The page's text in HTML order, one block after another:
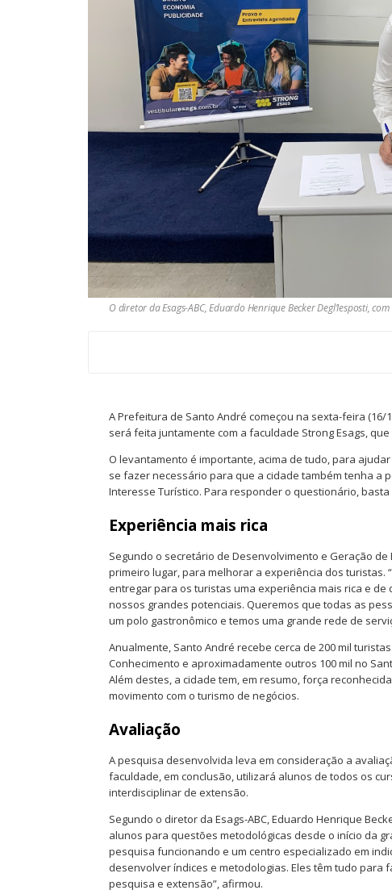
O diretor da Esags-ABC, Eduardo Henrique Becker Degl’Iesposti,
A Prefeitura de Santo André começou na sexta-feira
será feita juntamente com a faculdade Strong Esags,
O levantamento é importante, acima de tudo, para
se fazer necessário para que a cidade também tenha a
Interesse Turístico. Para responder o questionário,
Experiência mais rica
Segundo o secretário de Desenvolvimento e Geração
primeiro lugar, para melhorar a experiência dos turistas.
entregar para os turistas uma experiência mais rica e
nossos grandes potenciais. Queremos que todas as
um polo gastronômico e temos uma grande rede de
Anualmente, Santo André recebe cerca de 200 mil
Conhecimento e aproximadamente outros 100 mil no
Além destes, a cidade tem, em resumo, força
movimento com o turismo de negócios.
Avaliação
A pesquisa desenvolvida leva em consideração a
faculdade, em conclusão, utilizará alunos de todos os
interdisciplinar de extensão.
Segundo o diretor da Esags-ABC, Eduardo Henrique
alunos para questões metodológicas desde o início da
pesquisa funcionando e um centro especializado em
desenvolver índices e metodologias. Eles têm tudo
pesquisa e extensão”, afirmou.